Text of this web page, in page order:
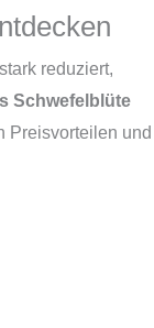
reduziert,
Schwefelblüte
Preisvorteilen und